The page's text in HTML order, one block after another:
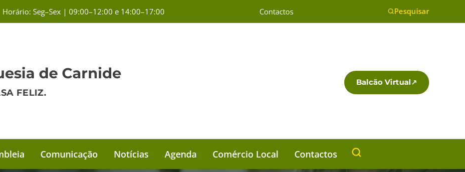
Horário: Seg–Sex | 09:00–12:00 e 14:00–17:00 Contactos Pesquisar
de Carnide
FELIZ.
Balcão Virtual
Comunicação Notícias Agenda Comércio Local Contactos